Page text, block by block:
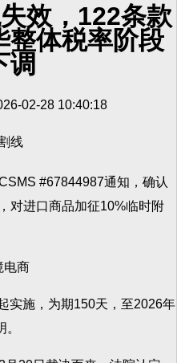
效，122条款
整体税率阶段
调
02-28 10:40:18
#67844987通知，确认
对进口商品加征10%临时附
施，为期150天，至2026年